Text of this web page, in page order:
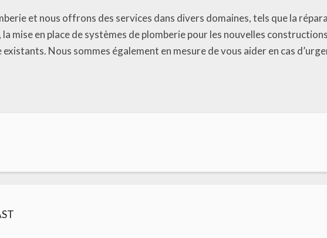
et nous offrons des services dans divers domaines, tels que la
mise en place de systèmes de plomberie pour les nouvelles
Nous sommes également en mesure de vous aider en cas